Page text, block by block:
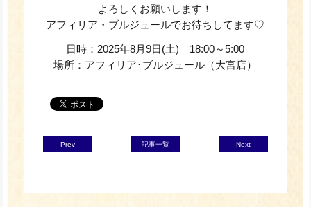
よろしくお願いします！
アフィリア・ブルジュールでお待ちしてます♡
日時：2025年8月9日(土) 18:00～5:00
場所：アフィリア･ブルジュール（大宮店）
Prev 記事一覧 Next